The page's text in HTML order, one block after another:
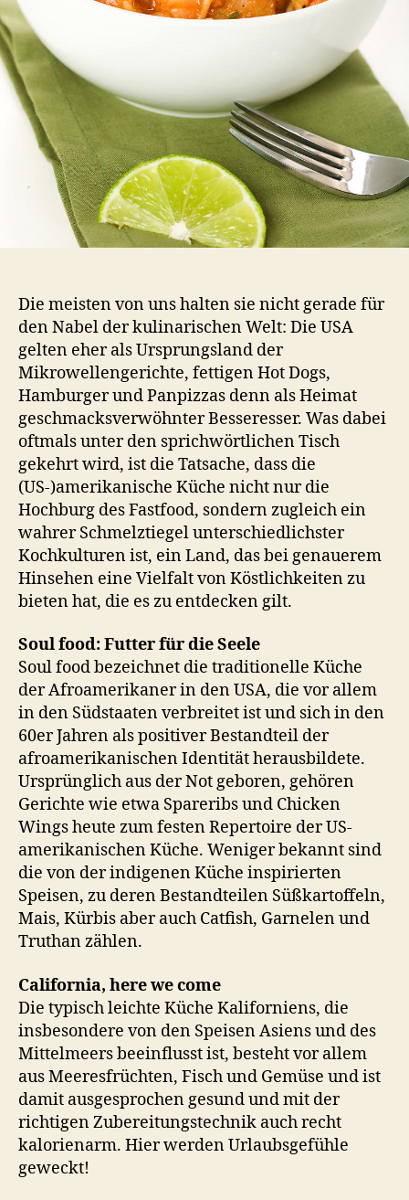
Die meisten von uns halten sie nicht gerade für
den Nabel der kulinarischen Welt: Die USA
gelten eher als Ursprungsland der
Mikrowellengerichte, fettigen Hot Dogs,
Hamburger und Panpizzas denn als Heimat
geschmacksverwöhnter Besseresser. Was dabei
oftmals unter den sprichwörtlichen Tisch
gekehrt wird, ist die Tatsache, dass die
(US-)amerikanische Küche nicht nur die
Hochburg des Fastfood, sondern zugleich ein
wahrer Schmelztiegel unterschiedlichster
Kochkulturen ist, ein Land, das bei genauerem
Hinsehen eine Vielfalt von Köstlichkeiten zu
bieten hat, die es zu entdecken gilt.
Soul food: Futter für die Seele
Soul food bezeichnet die traditionelle Küche
der Afroamerikaner in den USA, die vor allem
in den Südstaaten verbreitet ist und sich in den
60er Jahren als positiver Bestandteil der
afroamerikanischen Identität herausbildete.
Ursprünglich aus der Not geboren, gehören
Gerichte wie etwa Spareribs und Chicken
Wings heute zum festen Repertoire der US-
amerikanischen Küche. Weniger bekannt sind
die von der indigenen Küche inspirierten
Speisen, zu deren Bestandteilen Süßkartoffeln,
Mais, Kürbis aber auch Catfish, Garnelen und
Truthan zählen.
California, here we come
Die typisch leichte Küche Kaliforniens, die
insbesondere von den Speisen Asiens und des
Mittelmeers beeinflusst ist, besteht vor allem
aus Meeresfrüchten, Fisch und Gemüse und ist
damit ausgesprochen gesund und mit der
richtigen Zubereitungstechnik auch recht
kalorienarm. Hier werden Urlaubsgefühle
geweckt!